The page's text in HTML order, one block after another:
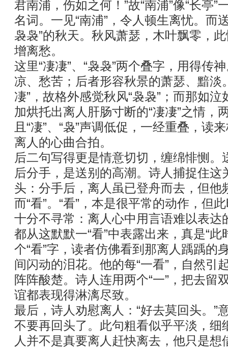
君南浦，伤如之何！”故“南浦”像“长亭
名词。一见“南浦”，令人顿生离忧。而
袅袅”的秋天。秋风萧瑟，木叶飘零，
增离愁。
这里“凄凄”、“袅袅”两个叠字，用得传
凉、愁苦；后者形容秋景的萧瑟、黯淡
凄”，故格外感觉秋风“袅袅”；而那如泣
加烘托出离人肝肠寸断的“凄凄”之情，
且“凄”、“袅”声调低促，一经重叠，读
离人的心曲合拍。
后二句写得更是情意切切，缠绵悱恻。
后分手，是送别的高潮。诗人捕捉住这
头：分手后，离人虽已登舟而去，但他
而“看”。“看”，本是很平常的动作，但
十分不寻常：离人心中用言语难以表达
都从这默默一“看”中表露出来，真是“此
个“看”字，读者仿佛看到那离人踽踽的
间闪动的泪花。他的每“一看”，自然引
阵阵酸楚。诗人连用两个“一”，把去留
谊都表现得淋漓尽致。
最后，诗人劝慰离人：“好去莫回头。”
不要再回头了。此句粗看似乎平淡，细
人并不是真要离人赶快离去，他只是